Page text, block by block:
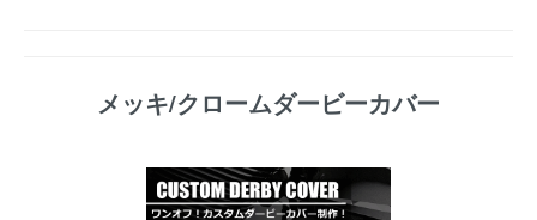
メッキ/クロームダービーカバー